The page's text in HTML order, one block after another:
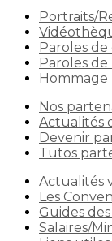
Portraits/
Paroles
Paroles
Hommage
Nos
Actualités
Devenir
Tutos
Actualités
Les
Guides
Salaires/